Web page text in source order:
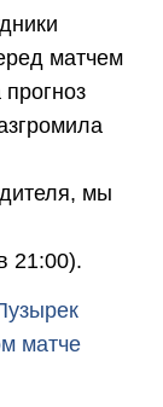
матчем
мы
21:00).
матче